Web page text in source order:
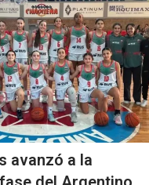
avanzó a la